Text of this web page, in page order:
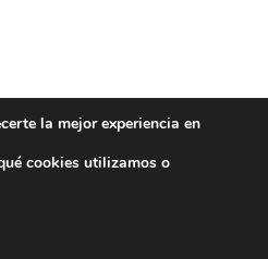
Artesanía de Autor de
23 de Agosto 2026
Medieval con
la mejor experiencia en
cookies utilizamos o